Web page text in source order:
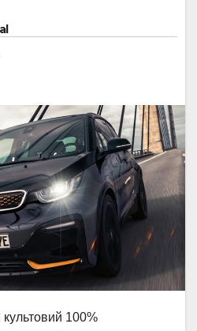
культовий 100%